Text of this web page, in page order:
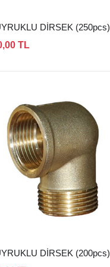
DİRSEK (250pcs)
TL
DİRSEK (200pcs)